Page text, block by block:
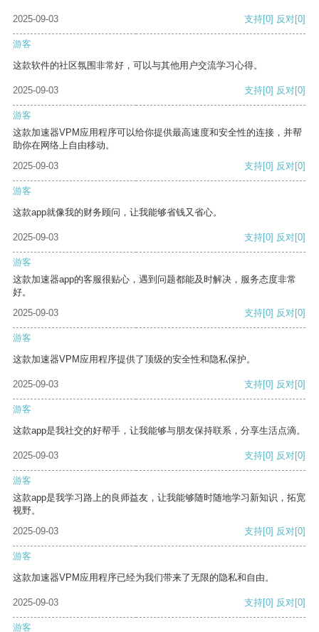
2025-09-03 支持[0] 反对[0]
游客
这款软件的社区氛围非常好，可以与其他用户交流学习心得。
2025-09-03 支持[0] 反对[0]
游客
这款加速器VPM应用程序可以给你提供最高速度和安全性的连接，并帮
助你在网络上自由移动。
2025-09-03
支持[0] 反对[0]
游客
这款app就像我的财务顾问，让我能够省钱又省心。
2025-09-03 支持[0] 反对[0]
游客
这款加速器app的客服很贴心，遇到问题都能及时解决，服务态度非常
好。
2025-09-03
支持[0] 反对[0]
游客
这款加速器VPM应用程序提供了顶级的安全性和隐私保护。
2025-09-03 支持[0] 反对[0]
游客
这款app是我社交的好帮手，让我能够与朋友保持联系，分享生活点滴。
2025-09-03 支持[0] 反对[0]
游客
这款app是我学习路上的良师益友，让我能够随时随地学习新知识，拓宽
视野。
2025-09-03
支持[0] 反对[0]
游客
这款加速器VPM应用程序已经为我们带来了无限的隐私和自由。
2025-09-03 支持[0] 反对[0]
游客